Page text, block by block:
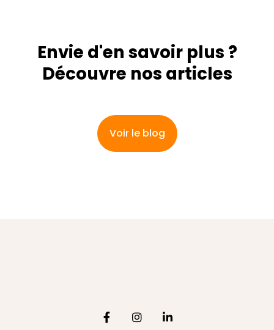
Envie d'en savoir plus ?
Découvre nos articles
Voir le blog